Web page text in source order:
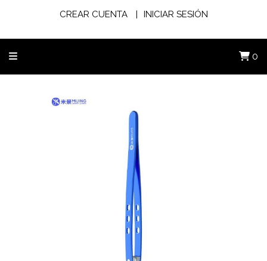
CREAR CUENTA INICIAR SESIÓN
0